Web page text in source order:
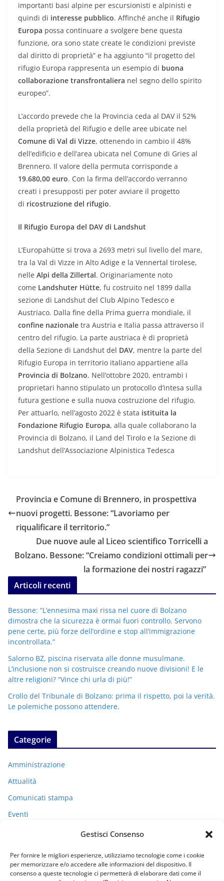
Gestisci Consenso
Per fornire le migliori esperienze, utilizziamo tecnologie come i cookie
per memorizzare e/o accedere alle informazioni del dispositivo. Il
consenso a queste tecnologie ci permetterà di elaborare dati come il
importanti basi alpine per escursionisti e alpinisti e
quindi di interesse pubblico. Affinché anche il Rifugio
Europa possa continuare a svolgere bene questa
funzione, ora sono state create le condizioni previste
dal diritto di proprietà” e ha aggiunto “il progetto del
rifugio Europa rappresenta un esempio di buona
collaborazione transfrontaliera nel segno dello spirito
europeo”.
L’accordo prevede che la Provincia ceda al DAV il 52%
della proprietà del Rifugio e delle aree ubicate nel
Comune di Val di Vizze, ottenendo in cambio il 48%
dell’edificio e dell’area ubicata nel Comune di Gries al
Brennero. Il valore della permuta corrisponde a
19.680,00 euro. Con la firma dell’accordo verranno
creati i presupposti per poter avviare il progetto
di ricostruzione del rifugio.
Il Rifugio Europa del DAV di Landshut
L’Europahütte si trova a 2693 metri sul livello del mare,
tra la Val di Vizze in Alto Adige e la Vennertal tirolese,
nelle Alpi della Zillertal. Originariamente noto
come Landshuter Hütte, fu costruito nel 1899 dalla
sezione di Landshut del Club Alpino Tedesco e
Austriaco. Dalla fine della Prima guerra mondiale, il
confine nazionale tra Austria e Italia passa attraverso il
centro del rifugio. La parte austriaca è di proprietà
della Sezione di Landshut del DAV, mentre la parte del
Rifugio Europa in territorio italiano appartiene alla
Provincia di Bolzano. Nell’ottobre 2020, entrambi i
proprietari hanno stipulato un protocollo d’intesa sulla
futura gestione e sulla nuova costruzione del rifugio.
Per attuarlo, nell’agosto 2022 è stata istituita la
Fondazione Rifugio Europa, alla quale collaborano la
Provincia di Bolzano, il Land del Tirolo e la Sezione di
Landshut dell’Associazione Alpinistica Tedesca
Provincia e Comune di Brennero, in prospettiva
nuovi progetti. Bessone: “Lavoriamo per
riqualificare il territorio.”
Due nuove aule al Liceo scientifico Torricelli a
Bolzano. Bessone: “Creiamo condizioni ottimali per
la formazione dei nostri ragazzi”
Articoli recenti
Bessone: “L’ennesima maxi rissa nel cuore di Bolzano
dimostra che la sicurezza è ormai fuori controllo. Servono
pene certe, più forze dell’ordine e stop all’immigrazione
incontrollata.”
Salorno BZ, piscina riservata alle donne musulmane.
L’inclusione non si costruisce creando nuove divisioni! E le
altre religioni? “Vince chi urla di più!”
Crollo del Tribunale di Bolzano: prima il rispetto, poi la verità.
Le polemiche possono attendere.
Categorie
Amministrazione
Attualità
Comunicati stampa
Eventi
Uncategorized